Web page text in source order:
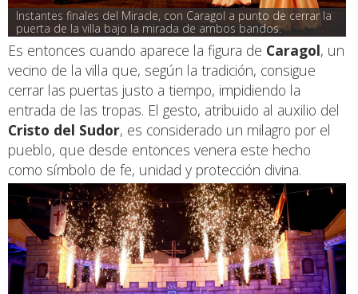
Instantes finales del Miracle, con Caragol a punto de cerrar la
puerta de la villa bajo la mirada de ambos bandos.
Es entonces cuando aparece la figura de Caragol, un
vecino de la villa que, según la tradición, consigue
cerrar las puertas justo a tiempo, impidiendo la
entrada de las tropas. El gesto, atribuido al auxilio del
Cristo del Sudor, es considerado un milagro por el
pueblo, que desde entonces venera este hecho
como símbolo de fe, unidad y protección divina.